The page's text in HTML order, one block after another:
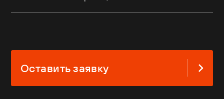
Оставить заявку